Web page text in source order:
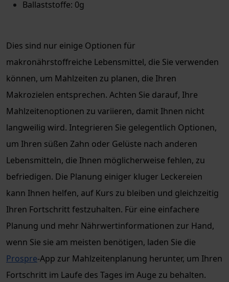
Ballaststoffe: 0g
Dies sind nur einige Optionen für
makronährstoffreiche Lebensmittel, die Sie verwenden
können, um Mahlzeiten zu planen, die Ihren
Makrozielen entsprechen. Achten Sie darauf, Ihre
Mahlzeitenoptionen zu variieren, damit Ihnen nicht
langweilig wird. Integrieren Sie gelegentlich Optionen,
um Ihren süßen Zahn oder Gelüste nach anderen
Lebensmitteln, die Ihnen möglicherweise fehlen, zu
befriedigen. Die Planung einiger kluger Leckereien
kann Ihnen helfen, auf Kurs zu bleiben und gleichzeitig
Ihren Fortschritt festzuhalten. Für eine einfachere
Planung und mehr Nährwertinformationen zur Hand,
wenn Sie sie am meisten benötigen, laden Sie die
Prospre-App zur Mahlzeitenplanung herunter, um Ihren
Fortschritt im Laufe des Tages im Auge zu behalten.